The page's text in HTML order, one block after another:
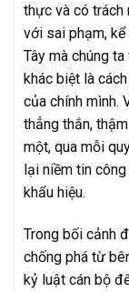
thực và có trách
với sai phạm,
Tây mà chúng
khác biệt là
của chính mình.
thẳng thắn,
một, qua mỗi
lại niềm tin
khẩu hiệu.
Trong bối cảnh
chống phá từ
kỷ luật cán bộ